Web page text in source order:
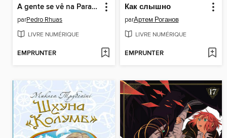
A gente se vê na Parada
parPedro Rhuas
LIVRE NUMÉRIQUE
EMPRUNTER
Как слышно
parАртем Роганов
LIVRE NUMÉRIQUE
EMPRUNTER